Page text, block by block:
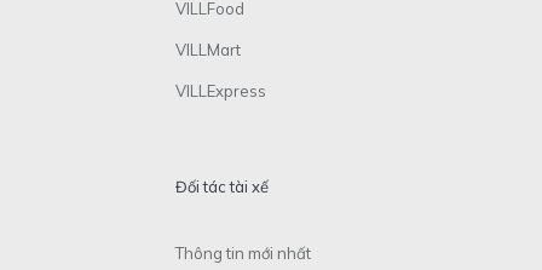
VILLFood
VILLMart
VILLExpress
Đối tác tài xế
Thông tin mới nhất